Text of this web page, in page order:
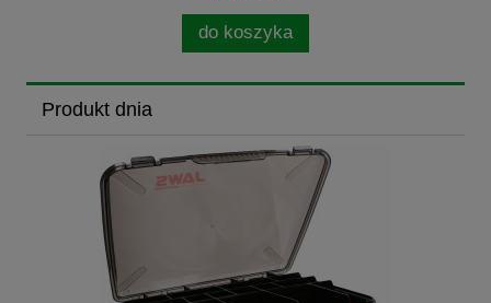
do koszyka
Produkt dnia